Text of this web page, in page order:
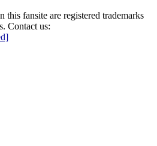
this fansite are registered trademarks
Contact us: